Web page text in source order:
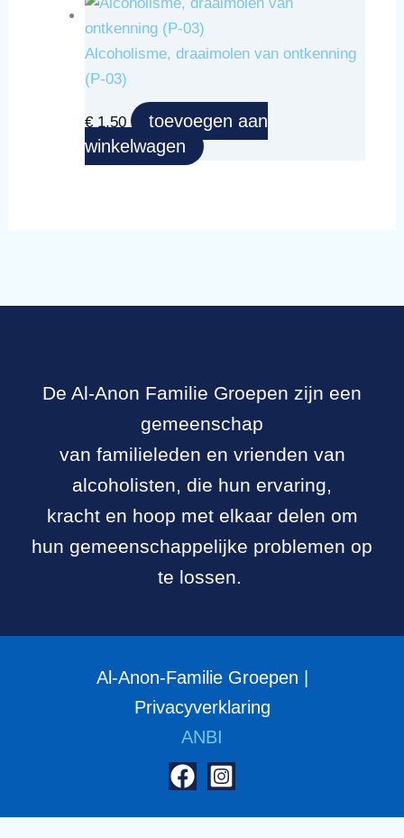
Alcoholisme, draaimolen van ontkenning
(P-03)
€ 1,50
toevoegen aan
winkelwagen
De Al-Anon Familie Groepen zijn een
gemeenschap
van familieleden en vrienden van
alcoholisten, die hun ervaring,
kracht en hoop met elkaar delen om
hun gemeenschappelijke problemen op
te lossen.
Al-Anon-Familie Groepen |
Privacyverklaring
ANBI